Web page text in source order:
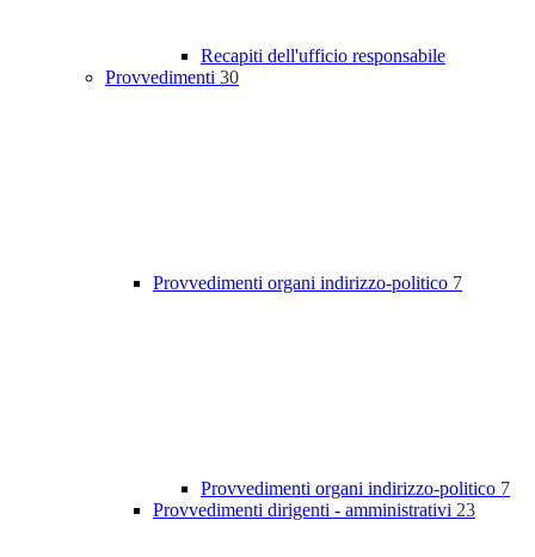
Recapiti dell'ufficio responsabile
Provvedimenti 30
Provvedimenti organi indirizzo-politico 7
Provvedimenti organi indirizzo-politico 7
Provvedimenti dirigenti - amministrativi 23